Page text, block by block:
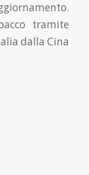
tramite
dalla Cina